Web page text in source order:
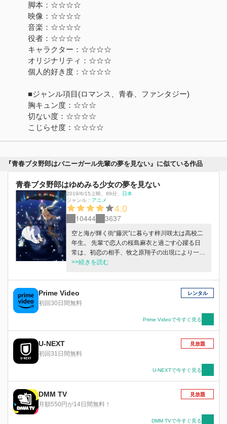
脚本：☆☆☆☆
映像：☆☆☆☆
音楽：☆☆☆☆
役者：☆☆☆☆
キャラクター：☆☆☆☆
オリジナリティ：☆☆☆
個人的好き度：☆☆☆☆
■ジャンル項目(ロマンス、青春、ファンタジー)
胸キュン度：☆☆☆
切ない度：☆☆☆☆
こじらせ度：☆☆☆☆
『青春ブタ野郎はバニーガール先輩の夢を見ない』に似ている作品
青春ブタ野郎はゆめみる少女の夢を見ない
2019/6/15上映 89分
日本
ジャンル： アニメ
4.0
10444 3637
空と海が輝く街“藤沢”に暮らす梓川咲太は高校二
年生。 先輩で恋人の桜島麻衣と過ごす心躍る日
常は、初恋の相手、牧之原翔子の出現により一変
する。 何故か翔子は「中学生」と「大人」がふ
住むことになった咲太は「大人翔子」に翻弄さ
れ、麻衣との関係がぎくしゃくしてしまう。 そ
んな中、「中学生翔子」が重い病気を患っている
>>続きを読む
Prime Video
初回30日間無料
レンタル
Prime Videoで今すぐ見る
U-NEXT
初回31日間無料
見放題
U-NEXTで今すぐ見る
DMM TV
月額550円が14日間無料！
見放題
DMM TVで今すぐ見る